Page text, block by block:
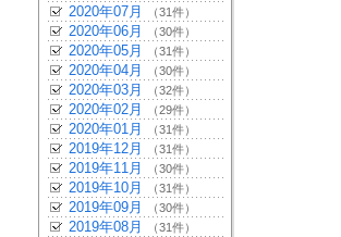
2020年07月 （31件）
2020年06月 （30件）
2020年05月 （31件）
2020年04月 （30件）
2020年03月 （32件）
2020年02月 （29件）
2020年01月 （31件）
2019年12月 （31件）
2019年11月 （30件）
2019年10月 （31件）
2019年09月 （30件）
2019年08月 （31件）